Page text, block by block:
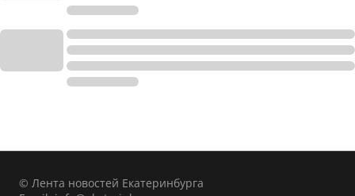
© Лента новостей Екатеринбурга